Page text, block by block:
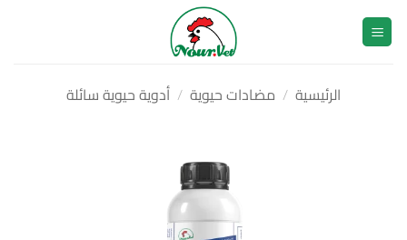
تخطي
للمحتوى
الرئيسية / مضادات حيوية / أدوية حيوية سائلة